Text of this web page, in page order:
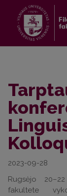
2023-09-28
Rugsėjo
fakultete